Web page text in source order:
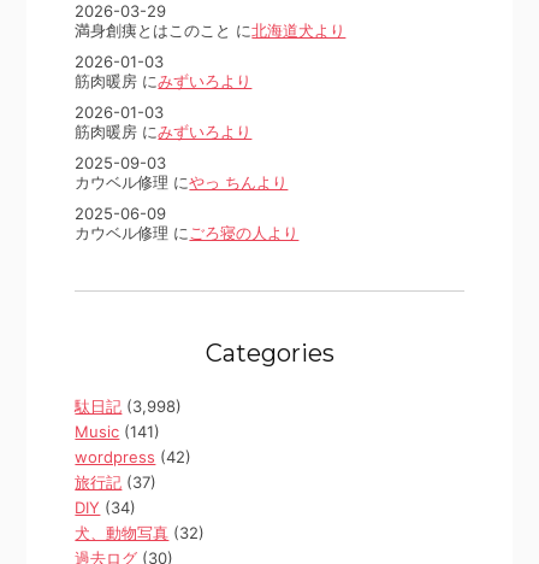
2026-03-29
満身創痍とはこのこと に北海道犬より
2026-01-03
筋肉暖房 にみずいろより
2026-01-03
筋肉暖房 にみずいろより
2025-09-03
カウベル修理 にやっ ちんより
2025-06-09
カウベル修理 に ごろ寝の人より
Categories
駄日記 (3,998)
Music (141)
wordpress (42)
旅行記 (37)
DIY (34)
犬、動物写真 (32)
過去ログ (30)